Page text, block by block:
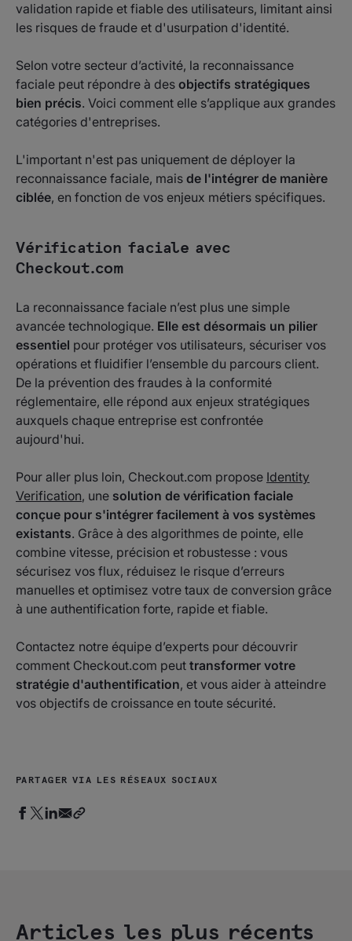
validation rapide et fiable des utilisateurs, limitant ainsi
les risques de fraude et d'usurpation d'identité.
Selon votre secteur d’activité, la reconnaissance
faciale peut répondre à des objectifs stratégiques
bien précis. Voici comment elle s’applique aux grandes
catégories d'entreprises.
L'important n'est pas uniquement de déployer la
reconnaissance faciale, mais de l'intégrer de manière
ciblée, en fonction de vos enjeux métiers spécifiques.
Vérification faciale avec
Checkout.com
La reconnaissance faciale n’est plus une simple
avancée technologique. Elle est désormais un pilier
essentiel pour protéger vos utilisateurs, sécuriser vos
opérations et fluidifier l’ensemble du parcours client.
De la prévention des fraudes à la conformité
réglementaire, elle répond aux enjeux stratégiques
auxquels chaque entreprise est confrontée
aujourd'hui.
Pour aller plus loin, Checkout.com propose Identity
Verification, une solution de vérification faciale
conçue pour s'intégrer facilement à vos systèmes
existants. Grâce à des algorithmes de pointe, elle
combine vitesse, précision et robustesse : vous
sécurisez vos flux, réduisez le risque d’erreurs
manuelles et optimisez votre taux de conversion grâce
à une authentification forte, rapide et fiable.
Contactez notre équipe d’experts pour découvrir
comment Checkout.com peut transformer votre
stratégie d'authentification, et vous aider à atteindre
vos objectifs de croissance en toute sécurité.
PARTAGER VIA LES RÉSEAUX SOCIAUX
Articles les plus récents